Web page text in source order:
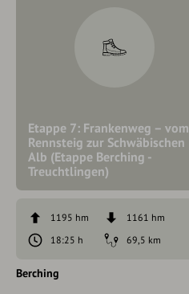
Etappe 7: Frankenweg – vom
Rennsteig zur Schwäbischen
Alb (Etappe Berching -
Treuchtlingen)
1195 hm
1161 hm
18:25 h
69,5 km
Berching